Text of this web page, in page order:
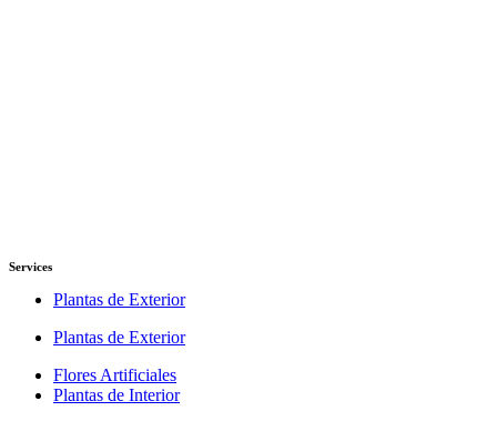
Services
Plantas de Exterior
Plantas de Exterior
Flores Artificiales
Plantas de Interior